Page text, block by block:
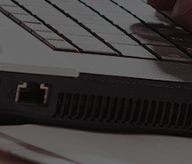
CI
공고
오시는길